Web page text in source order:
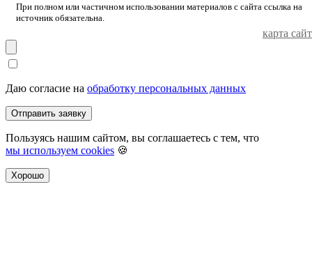
При полном или частичном использовании материалов с сайта ссылка на
источник обязательна.
карта
Даю согласие на обработку персональных данных
Отправить заявку
Пользуясь нашим сайтом, вы соглашаетесь с тем, что
мы используем cookies 🍪
Хорошо